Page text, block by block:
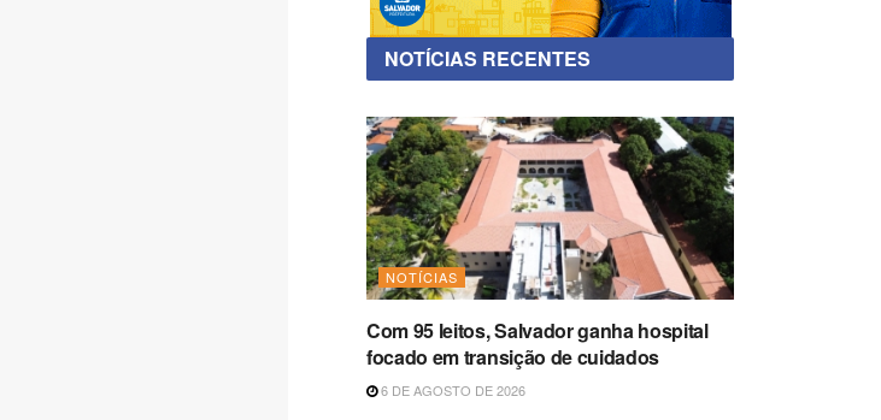
NOTÍCIAS RECENTES
NOTÍCIAS
Com 95 leitos, Salvador ganha hospital
focado em transição de cuidados
6 DE AGOSTO DE 2026